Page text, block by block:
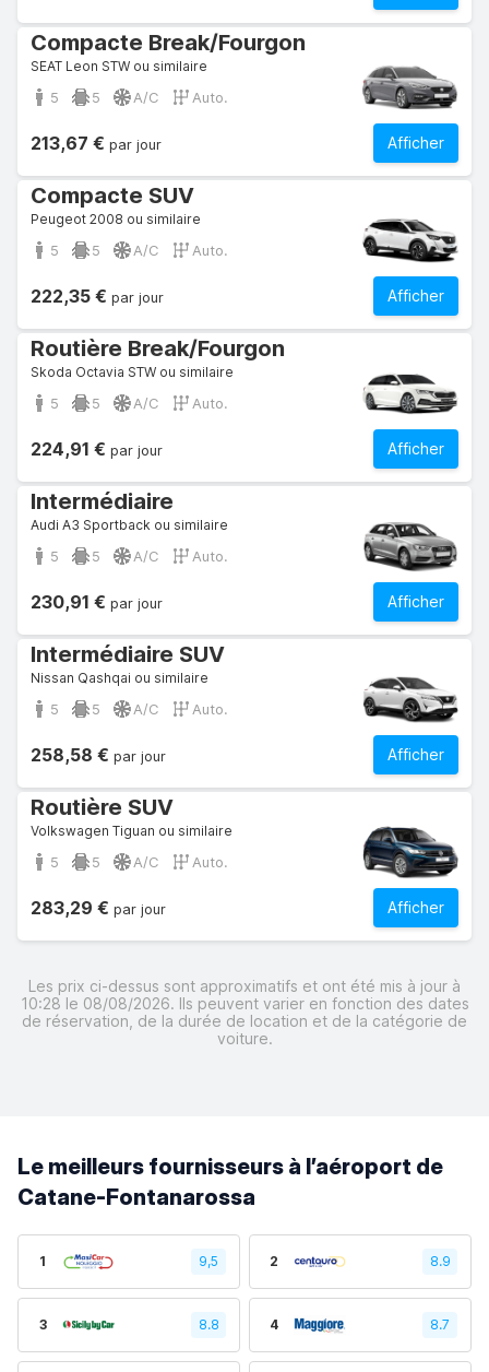
Compacte Break/Fourgon
SEAT Leon STW ou similaire
5 5 A/C Auto.
Afficher
213,67 € par jour
Compacte SUV
Peugeot 2008 ou similaire
5 5 A/C Auto.
Afficher
222,35 € par jour
Routière Break/Fourgon
Skoda Octavia STW ou similaire
5 5 A/C Auto.
Afficher
224,91 € par jour
Intermédiaire
Audi A3 Sportback ou similaire
5 5 A/C Auto.
Afficher
230,91 € par jour
Intermédiaire SUV
Nissan Qashqai ou similaire
5 5 A/C Auto.
Afficher
258,58 € par jour
Routière SUV
Volkswagen Tiguan ou similaire
5 5 A/C Auto.
Afficher
283,29 € par jour
Les prix ci-dessus sont approximatifs et ont été mis à jour à
10:28 le 08/08/2026. Ils peuvent varier en fonction des dates
de réservation, de la durée de location et de la catégorie de
voiture.
Le meilleurs fournisseurs à l’aéroport de
Catane-Fontanarossa
1 9,5 2 8.9
3 8.8 4 8.7